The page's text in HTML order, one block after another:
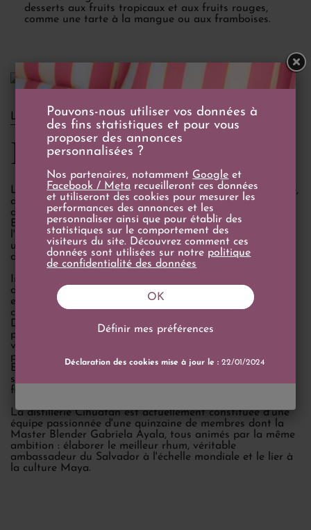
desserts aux fruits tropicaux et aux fruits rouges,
comme une tarte à la mangue ou aux framboises.
LE DOMAINE
Distillerie Cihuatán
La distillerie Cihuatán, établie au début des années 2000,
a été fondée avec le rêve de créer le rhum emblématique
du Salvador.
En tant que seule distillerie du pays, elle contrôle
l'intégralité du processus de production de ses rhums,
utilisant des matières premières locales qui reflètent la
diversité et la complexité de son environnement.
Implantée au cœur de la vallée qui lui donne son nom, la
distillerie Cihuatán concentre toutes les phases
essentielles de la fabrication de ses rhums en un lieu
centralisé.
De la récolte de la canne à sucre à l'embouteillage, en
passant par la distillation et le vieillissement, les équipes
veillent attentivement à la qualité de chaque étape du
processus.
En plus de produire son sucre et sa mélasse, elle génère
sa propre électricité à partir de la bagasse, le résidu
fibreuse de la canne à sucre.
La distillerie Cihuatán est actuellement constituée d'une
équipe passionnée d'une quinzaine de membres dont la
Master Blender Gabriela Ayala, tous animés par la même
ambition : élaborer le meilleur rhum, véritable
ambassadeur du Salvador à l'échelle mondiale et le lier à
la culture Maya.
Pouvons-nous utiliser vos données à
des fins statistiques et pour vous
proposer des annonces
personnalisées ?
Nos partenaires, notamment Google et
Facebook / Meta recueilleront ces données
et utiliseront des cookies pour mesurer les
performances des annonces et les
personnaliser ainsi que pour établir des
statistiques sur le comportement des
visiteurs du site. Découvrez comment ces
données sont utilisées sur notre politique
de confidentialité des données
Définir mes préférences
OK
Déclaration des cookies mise à jour le :22/01/2024